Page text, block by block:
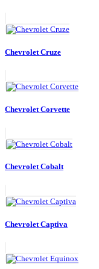
Chevrolet Cruze
Chevrolet Corvette
Chevrolet Cobalt
Chevrolet Captiva